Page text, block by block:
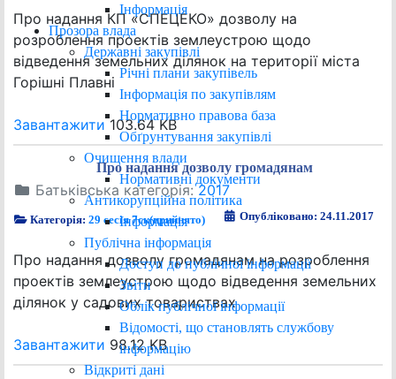
Інформація
Прозора влада
Державні закупівлі
Річні плани закупівель
Інформація по закупівлям
Нормативно правова база
Обґрунтування закупівлі
Очищення влади
Нормативні документи
Антикорупційна політика
Інформація
Публічна інформація
Доступ до публічної інформації
Звіти
Облік публічної інформації
Відомості, що становлять службову
інформацію
Відкриті дані
Про надання КП «СПЕЦЕКО» дозволу на
розроблення проектів землеустрою щодо
відведення земельних ділянок на території міста
Горішні Плавні
Завантажити 103.64 KB
Про надання дозволу громадянам
Батьківська категорія:2017
Категорія:29 сесія 7ск(прийнято) Опубліковано: 24.11.2017
Про надання дозволу громадянам на розроблення
проектів землеустрою щодо відведення земельних
ділянок у садових товариствах
Завантажити 98.12 KB